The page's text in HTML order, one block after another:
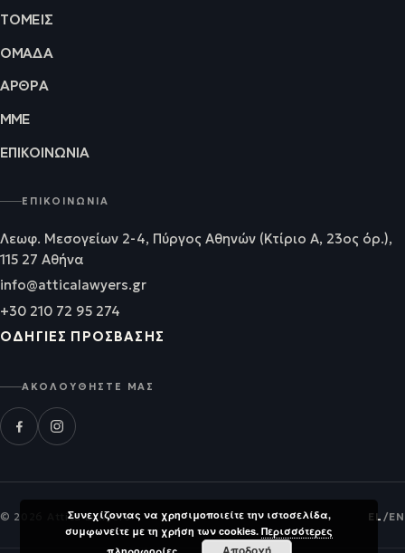
ΤΟΜΕΊΣ
ΟΜΆΔΑ
ΆΡΘΡΑ
ΜΜΕ
ΕΠΙΚΟΙΝΩΝΊΑ
ΕΠΙΚΟΙΝΩΝΊΑ
Λεωφ. Μεσογείων 2-4, Πύργος Αθηνών (Κτίριο Α, 23ος όρ.),
115 27 Αθήνα
info@atticalawyers.gr
+30 210 72 95 274
ΟΔΗΓΊΕΣ ΠΡΌΣΒΑΣΗΣ
ΑΚΟΛΟΥΘΉΣΤΕ ΜΑΣ
© 2026 Attica Lawyers EL /EN
Συνεχίζοντας να χρησιμοποιείτε την ιστοσελίδα,
συμφωνείτε με τη χρήση των cookies.Περισσότερες